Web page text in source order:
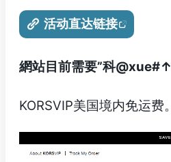
活动直达链接
網站目前需要”科
KORSVIP美国境内免运费。